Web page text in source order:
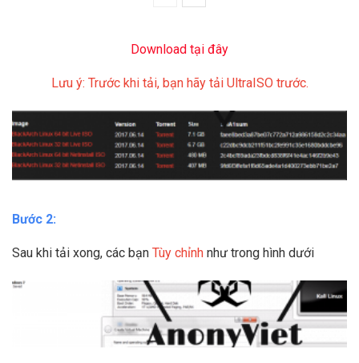
Download tại đây
Lưu ý: Trước khi tải, bạn hãy tải UltraISO trước.
Bước 2:
Sau khi tải xong, các bạn Tùy chỉnh như trong hình dưới